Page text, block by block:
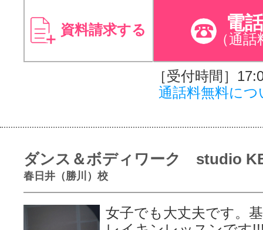
資料請求する 電
（通話
［受付時間］
通話料無料につ
ダンス＆ボディワーク studio
春日井（勝川）校
女子でも大丈夫です。